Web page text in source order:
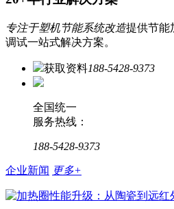
专注于塑机节能系统改造提供节能
调试一站式解决方案。
获取资料188-5428-9373
全国统一
服务热线：
188-5428-9373
企业新闻 更多+